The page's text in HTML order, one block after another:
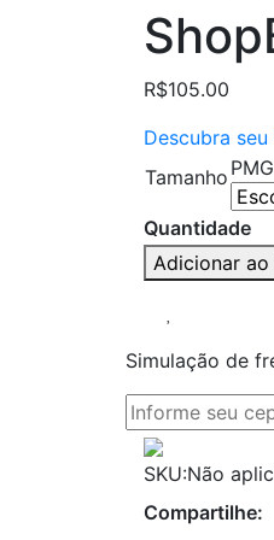
R$105.00
Descubra
Tamanho PMG
Quantidade
Adicionar ao
Simulação de
SKU:Não
Compartilhe: